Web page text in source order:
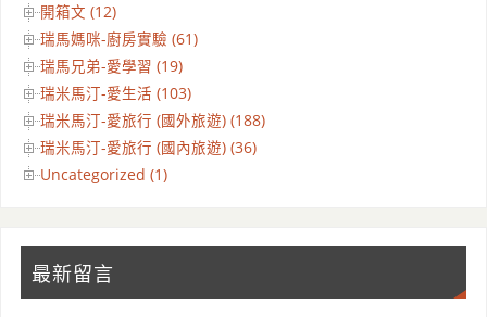
開箱文 (12)
瑞馬媽咪-廚房實驗 (61)
瑞馬兄弟-愛學習 (19)
瑞米馬汀-愛生活 (103)
瑞米馬汀-愛旅行 (國外旅遊) (188)
瑞米馬汀-愛旅行 (國內旅遊) (36)
Uncategorized (1)
最新留言